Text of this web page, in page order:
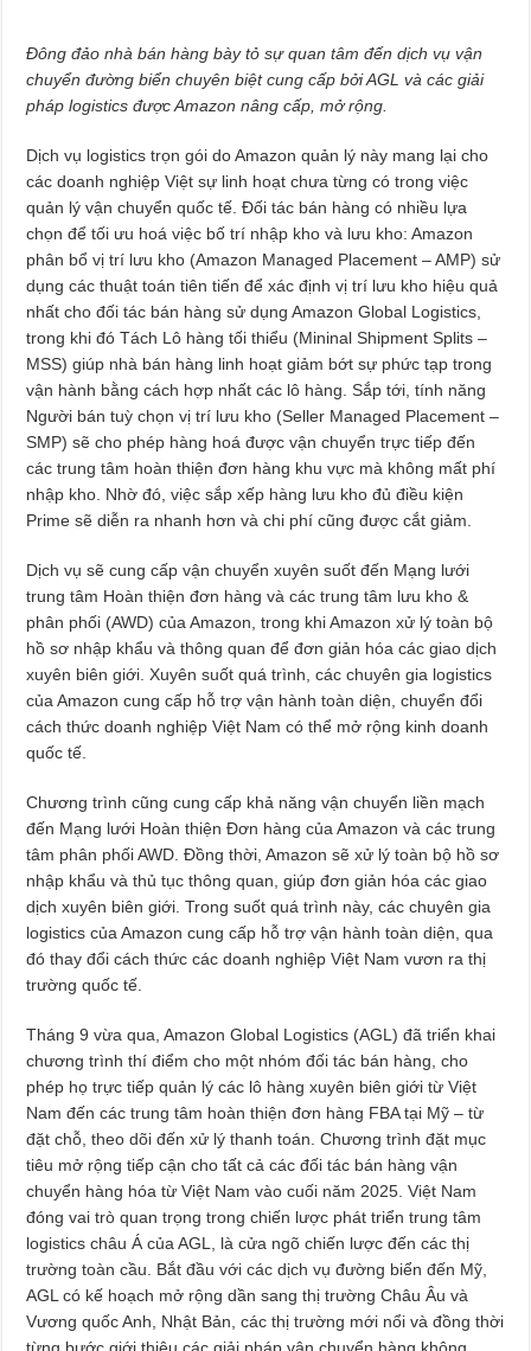
Đông đảo nhà bán hàng bày tỏ sự quan tâm đến dịch vụ vận
chuyển đường biển chuyên biệt cung cấp bởi AGL và các giải
pháp logistics được Amazon nâng cấp, mở rộng.
Dịch vụ logistics trọn gói do Amazon quản lý này mang lại cho
các doanh nghiệp Việt sự linh hoạt chưa từng có trong việc
quản lý vận chuyển quốc tế. Đối tác bán hàng có nhiều lựa
chọn để tối ưu hoá việc bố trí nhập kho và lưu kho: Amazon
phân bổ vị trí lưu kho (Amazon Managed Placement – AMP) sử
dụng các thuật toán tiên tiến để xác định vị trí lưu kho hiệu quả
nhất cho đối tác bán hàng sử dụng Amazon Global Logistics,
trong khi đó Tách Lô hàng tối thiểu (Mininal Shipment Splits –
MSS) giúp nhà bán hàng linh hoạt giảm bớt sự phức tạp trong
vận hành bằng cách hợp nhất các lô hàng. Sắp tới, tính năng
Người bán tuỳ chọn vị trí lưu kho (Seller Managed Placement –
SMP) sẽ cho phép hàng hoá được vận chuyển trực tiếp đến
các trung tâm hoàn thiện đơn hàng khu vực mà không mất phí
nhập kho. Nhờ đó, việc sắp xếp hàng lưu kho đủ điều kiện
Prime sẽ diễn ra nhanh hơn và chi phí cũng được cắt giảm.
Dịch vụ sẽ cung cấp vận chuyển xuyên suốt đến Mạng lưới
trung tâm Hoàn thiện đơn hàng và các trung tâm lưu kho &
phân phối (AWD) của Amazon, trong khi Amazon xử lý toàn bộ
hồ sơ nhập khẩu và thông quan để đơn giản hóa các giao dịch
xuyên biên giới. Xuyên suốt quá trình, các chuyên gia logistics
của Amazon cung cấp hỗ trợ vận hành toàn diện, chuyển đổi
cách thức doanh nghiệp Việt Nam có thể mở rộng kinh doanh
quốc tế.
Chương trình cũng cung cấp khả năng vận chuyển liền mạch
đến Mạng lưới Hoàn thiện Đơn hàng của Amazon và các trung
tâm phân phối AWD. Đồng thời, Amazon sẽ xử lý toàn bộ hồ sơ
nhập khẩu và thủ tục thông quan, giúp đơn giản hóa các giao
dịch xuyên biên giới. Trong suốt quá trình này, các chuyên gia
logistics của Amazon cung cấp hỗ trợ vận hành toàn diện, qua
đó thay đổi cách thức các doanh nghiệp Việt Nam vươn ra thị
trường quốc tế.
Tháng 9 vừa qua, Amazon Global Logistics (AGL) đã triển khai
chương trình thí điểm cho một nhóm đối tác bán hàng, cho
phép họ trực tiếp quản lý các lô hàng xuyên biên giới từ Việt
Nam đến các trung tâm hoàn thiện đơn hàng FBA tại Mỹ – từ
đặt chỗ, theo dõi đến xử lý thanh toán. Chương trình đặt mục
tiêu mở rộng tiếp cận cho tất cả các đối tác bán hàng vận
chuyển hàng hóa từ Việt Nam vào cuối năm 2025. Việt Nam
đóng vai trò quan trọng trong chiến lược phát triển trung tâm
logistics châu Á của AGL, là cửa ngõ chiến lược đến các thị
trường toàn cầu. Bắt đầu với các dịch vụ đường biển đến Mỹ,
AGL có kế hoạch mở rộng dần sang thị trường Châu Âu và
Vương quốc Anh, Nhật Bản, các thị trường mới nổi và đồng thời